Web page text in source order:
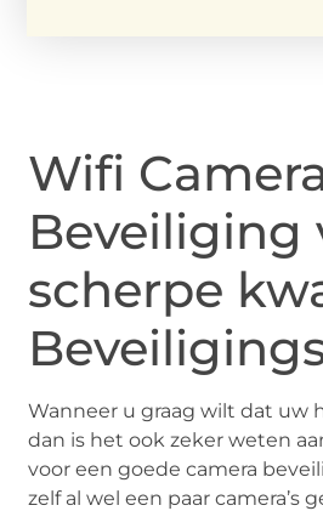
Wifi
Beveiliging
scherpe
Wanneer u graag wilt dat uw
dan is het ook zeker weten
voor een goede camera
zelf al wel een paar camera’s